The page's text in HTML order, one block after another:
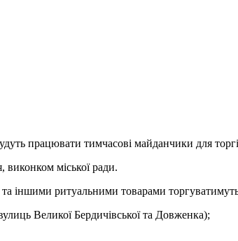
працювати тимчасові майданчики для
виконком міської ради.
іншими ритуальними товарами
Великої Бердичівської та Довженка);